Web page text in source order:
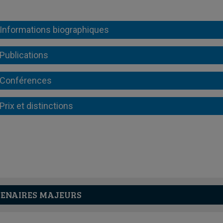
Informations biographiques
Publications
Conférences
Prix et distinctions
MAJEURS